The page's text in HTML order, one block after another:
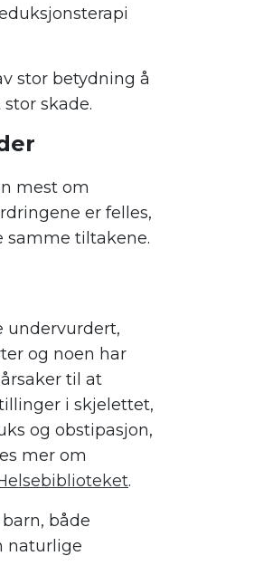
stor betydning å
skade.
mest om
er felles,
samme tiltakene.
undervurdert,
og noen har
til at
i skjelettet,
og obstipasjon,
mer om
.
både
naturlige